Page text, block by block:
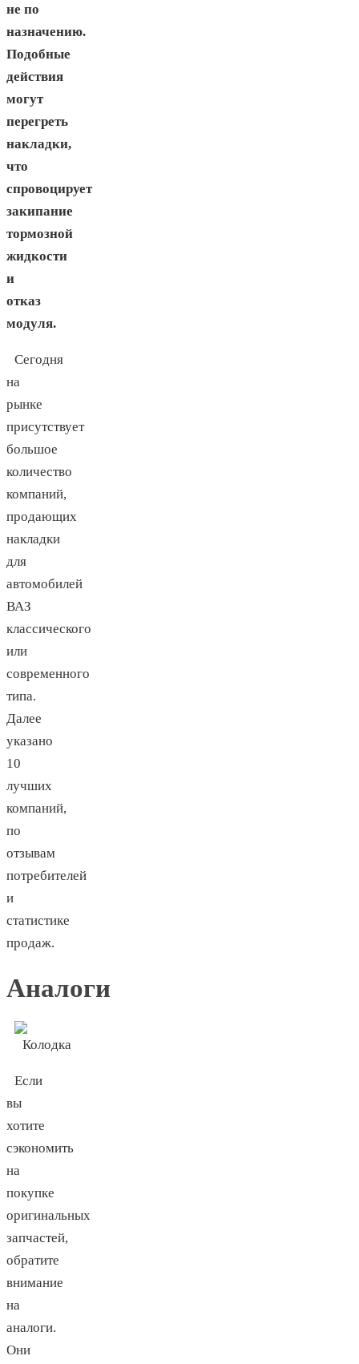
не по
назначению.
Подобные
действия
могут
перегреть
накладки,
что
спровоцирует
закипание
тормозной
жидкости
и
отказ
модуля.
Сегодня
на
рынке
присутствует
большое
количество
компаний,
продающих
накладки
для
автомобилей
ВАЗ
классического
или
современного
типа.
Далее
указано
10
лучших
компаний,
по
отзывам
потребителей
и
статистике
продаж.
Аналоги
Если
вы
хотите
сэкономить
на
покупке
оригинальных
запчастей,
обратите
внимание
на
аналоги.
Они